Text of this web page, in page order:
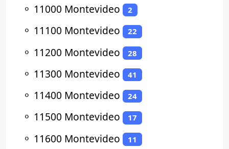
⚬ 11000 Montevideo 2
⚬ 11100 Montevideo 22
⚬ 11200 Montevideo 28
⚬ 11300 Montevideo 41
⚬ 11400 Montevideo 24
⚬ 11500 Montevideo 17
⚬ 11600 Montevideo 11